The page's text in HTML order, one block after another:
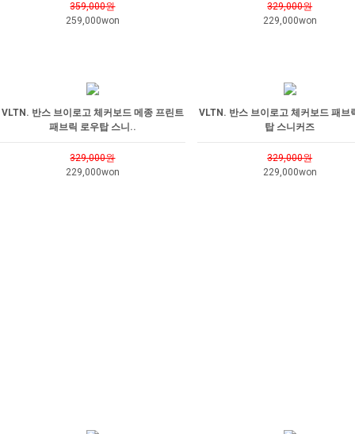
359,000원
259,000won
329,000원
229,000won
VLTN. 반스 브이로고 체커보드 메종 프린트
패브릭 로우탑 스니..
329,000원
229,000won
VLTN. 반스 브이로고 체커보드 패브
탑 스니커즈
329,000원
229,000won